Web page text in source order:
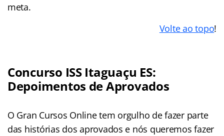
meta.
Volte ao topo!
Concurso ISS Itaguaçu ES:
Depoimentos de Aprovados
O Gran Cursos Online tem orgulho de fazer parte
das histórias dos aprovados e nós queremos fazer